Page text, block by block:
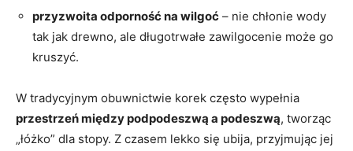
przyzwoita odporność na wilgoć – nie chłonie wody
tak jak drewno, ale długotrwałe zawilgocenie może go
kruszyć.
W tradycyjnym obuwnictwie korek często wypełnia
przestrzeń między podpodeszwą a podeszwą, tworząc
„łóżko” dla stopy. Z czasem lekko się ubija, przyjmując jej